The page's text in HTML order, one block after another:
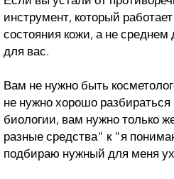
инструмент, который
состояния кожи, а не среднем
для вас.
Вам не нужно быть
не нужно хорошо
биологии, вам нужно только
разные средства" к "я
подбираю нужный для меня